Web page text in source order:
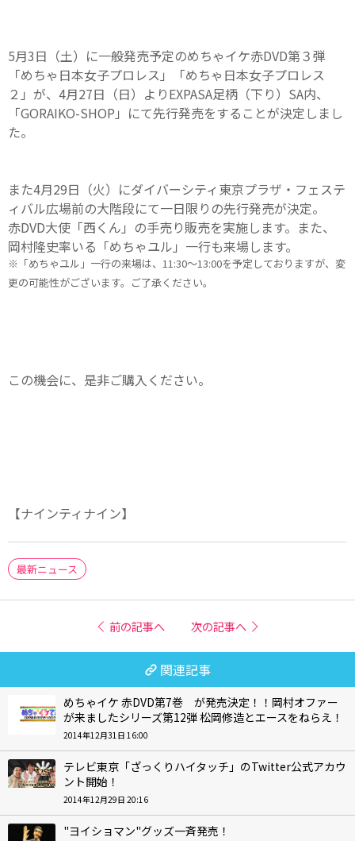
5月3日（土）に一般発売予定のめちゃイケ赤DVD第３弾
「めちゃ日本女子プロレス」「めちゃ日本女子プロレス
２」が、4月27日（日）よりEXPASA足柄（下り）SA内、
「GORAIKO-SHOP」にて先行発売をすることが決定しまし
た。
また4月29日（火）にダイバーシティ東京プラザ・フェステ
ィバル広場前の大階段にて一日限りの先行発売が決定。
赤DVD大使「西くん」の手売り販売を実施します。また、
岡村隆史率いる「めちゃユル」一行も来場します。
※「めちゃユル」一行の来場は、11:30～13:00を予定しておりますが、変
更の可能性がございます。ご了承ください。
この機会に、是非ご購入ください。
【ナインティナイン】
最新ニュース
前の記事へ 次の記事へ
関連記事
めちゃイケ 赤DVD第7巻 が発売決定！！岡村オファー
が来ましたシリーズ第12弾 松岡修造とエースをねらえ！
2014年12月31日 16:00
テレビ東京「ざっくりハイタッチ」のTwitter公式アカウ
ント開始！
2014年12月29日 20:16
"ヨイショマン"グッズ一斉発売！